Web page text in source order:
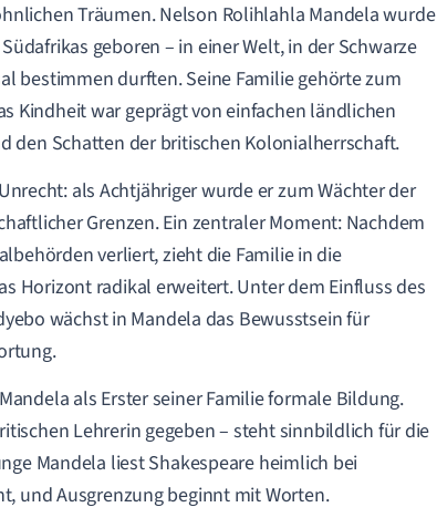
Träumen. Nelson Rolihlahla Mandela wurde
geboren – in einer Welt, in der Schwarze
bestimmen durften. Seine Familie gehörte zum
Kindheit war geprägt von einfachen ländlichen
den Schatten der britischen Kolonialherrschaft.
als Achtjähriger wurde er zum Wächter der
Grenzen. Ein zentraler Moment: Nachdem
verliert, zieht die Familie in die
Horizont radikal erweitert. Unter dem Einfluss des
wächst in Mandela das Bewusstsein für
als Erster seiner Familie formale Bildung.
Lehrerin gegeben – steht sinnbildlich für die
Mandela liest Shakespeare heimlich bei
und Ausgrenzung beginnt mit Worten.